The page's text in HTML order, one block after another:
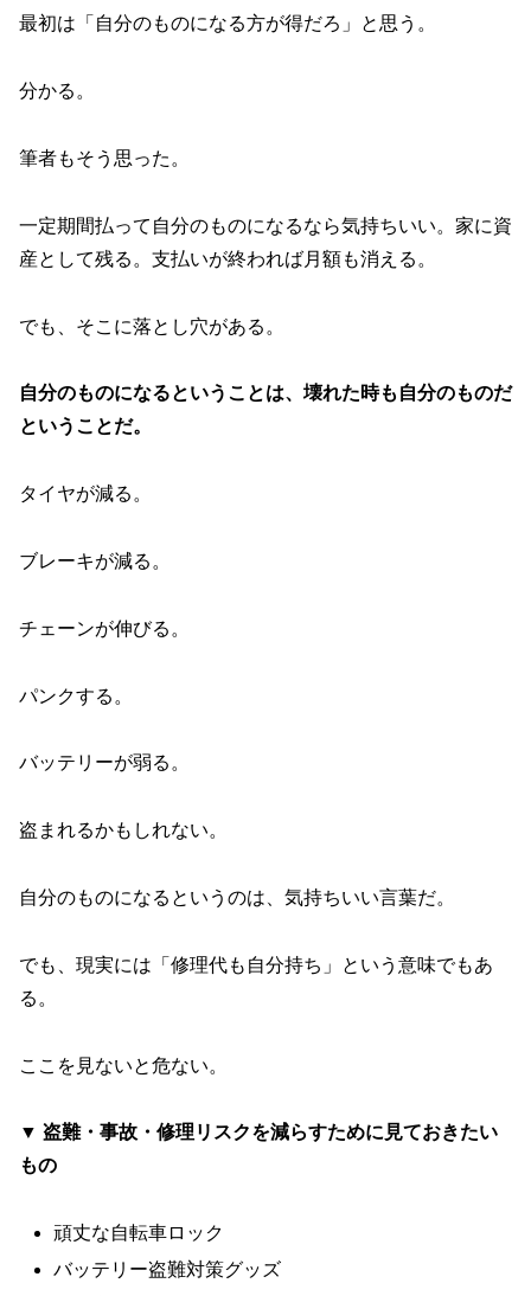
最初は「自分のものになる方が得だろ」と思う。
分かる。
筆者もそう思った。
一定期間払って自分のものになるなら気持ちいい。家に資
産として残る。支払いが終われば月額も消える。
でも、そこに落とし穴がある。
自分のものになるということは、壊れた時も自分のものだ
ということだ。
タイヤが減る。
ブレーキが減る。
チェーンが伸びる。
パンクする。
バッテリーが弱る。
盗まれるかもしれない。
自分のものになるというのは、気持ちいい言葉だ。
でも、現実には「修理代も自分持ち」という意味でもあ
る。
ここを見ないと危ない。
▼ 盗難・事故・修理リスクを減らすために見ておきたい
もの
頑丈な自転車ロック
バッテリー盗難対策グッズ